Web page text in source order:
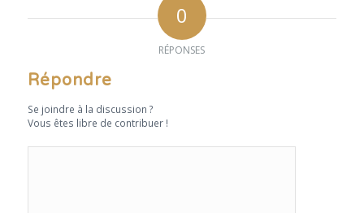
0
RÉPONSES
Répondre
Se joindre à la discussion ?
Vous êtes libre de contribuer !